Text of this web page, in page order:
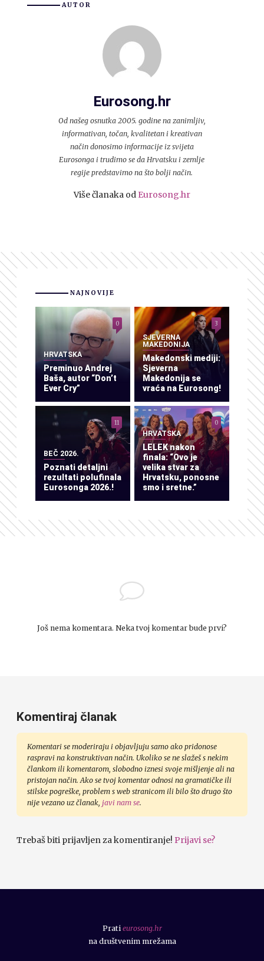
AUTOR
Eurosong.hr
Od našeg osnutka 2005. godine na zanimljiv,
informativan, točan, kvalitetan i kreativan
način donosimo informacije iz svijeta
Eurosonga i trudimo se da Hrvatsku i zemlje
regije predstavimo na što bolji način.
Više članaka od Eurosong.hr
NAJNOVIJE
HRVATSKA
Preminuo Andrej
Baša, autor “Don’t
Ever Cry”
0
SJEVERNA
MAKEDONIJA
Makedonski mediji:
Sjeverna
Makedonija se
vraća na Eurosong!
3
BEČ 2026.
Poznati detaljni
rezultati polufinala
Eurosonga 2026.!
11
HRVATSKA
LELEK nakon
finala: “Ovo je
velika stvar za
Hrvatsku, ponosne
smo i sretne.”
0
Još nema komentara. Neka tvoj komentar bude prvi?
Komentiraj članak
Komentari se moderiraju i objavljuju samo ako pridonose
raspravi na konstruktivan način. Ukoliko se ne slažeš s nekim
člankom ili komentarom, slobodno iznesi svoje mišljenje ali na
pristojan način. Ako se tvoj komentar odnosi na gramatičke ili
stilske pogreške, problem s web stranicom ili bilo što drugo što
nije vezano uz članak, javi nam se.
Trebaš biti prijavljen za komentiranje! Prijavi se?
Prati eurosong.hr
na društvenim mrežama